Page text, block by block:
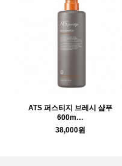
ATS 퍼스티지 브레시 샴푸
600m…
38,000원